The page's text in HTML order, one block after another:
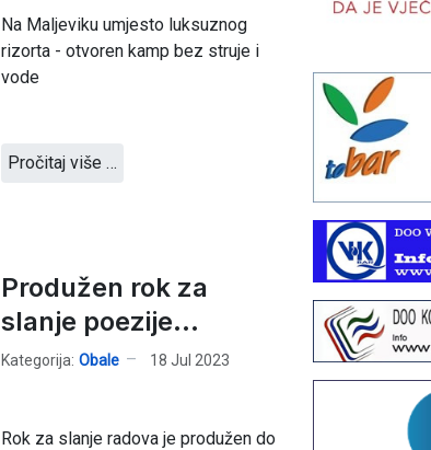
Na Maljeviku umjesto luksuznog
rizorta - otvoren kamp bez struje i
vode
Pročitaj više …
Produžen rok za
slanje poezije...
Kategorija: Obale 18 Jul 2023
Rok za slanje radova je produžen do